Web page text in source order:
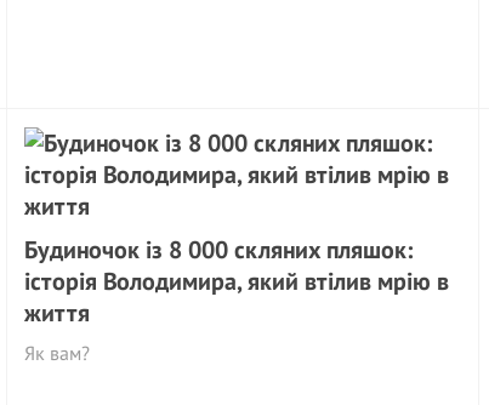
Будиночок із 8 000 скляних пляшок:
історія Володимира, який втілив мрію в
життя
Як вам?